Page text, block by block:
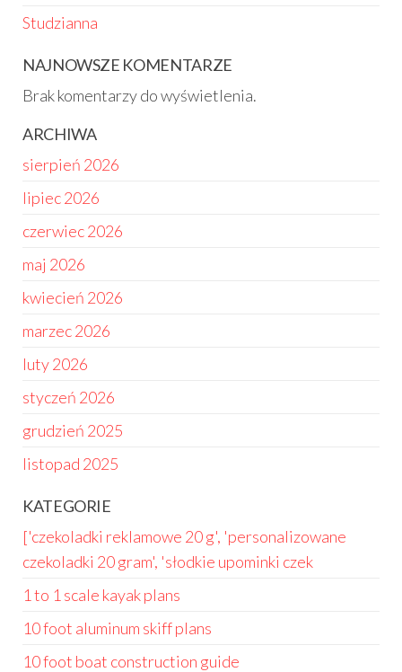
Studzianna
NAJNOWSZE KOMENTARZE
Brak komentarzy do wyświetlenia.
ARCHIWA
sierpień 2026
lipiec 2026
czerwiec 2026
maj 2026
kwiecień 2026
marzec 2026
luty 2026
styczeń 2026
grudzień 2025
listopad 2025
KATEGORIE
['czekoladki reklamowe 20 g', 'personalizowane
czekoladki 20 gram', 'słodkie upominki czek
1 to 1 scale kayak plans
10 foot aluminum skiff plans
10 foot boat construction guide